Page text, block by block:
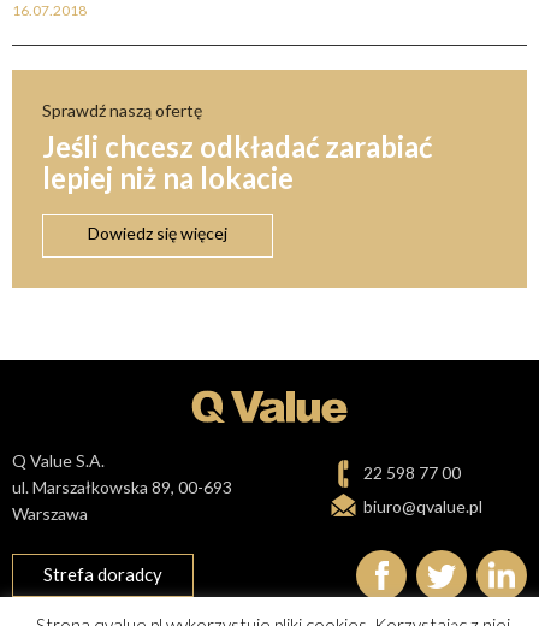
16.07.2018
Sprawdź naszą ofertę
Jeśli chcesz odkładać zarabiać
lepiej niż na lokacie
Dowiedz się więcej
Q Value S.A.
ul. Marszałkowska 89, 00-693
Warszawa
22 598 77 00
biuro@qvalue.pl
Strefa doradcy